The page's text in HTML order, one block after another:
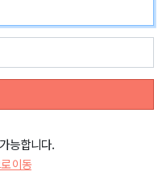
능합니다.
이동